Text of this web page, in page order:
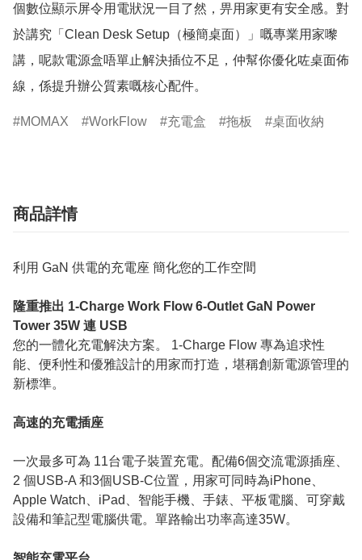
個數位顯示屏令用電狀況一目了然，畀用家更有安全感。對
於講究「Clean Desk Setup（極簡桌面）」嘅專業用家嚟
講，呢款電源盒唔單止解決插位不足，仲幫你優化咗桌面佈
線，係提升辦公質素嘅核心配件。
MOMAX WorkFlow 充電盒 拖板 桌面收納
商品詳情
利用 GaN 供電的充電座 簡化您的工作空間
隆重推出 1-Charge Work Flow 6-Outlet GaN Power
Tower 35W 連 USB
您的一體化充電解決方案。 1-Charge Flow 專為追求性
能、便利性和優雅設計的用家而打造，堪稱創新電源管理的
新標準。
高速的充電插座
一次最多可為 11台電子裝置充電。配備6個交流電源插座、
2 個USB-A 和3個USB-C位置，用家可同時為iPhone、
Apple Watch、iPad、智能手機、手錶、平板電腦、可穿戴
設備和筆記型電腦供電。單路輸出功率高達35W。